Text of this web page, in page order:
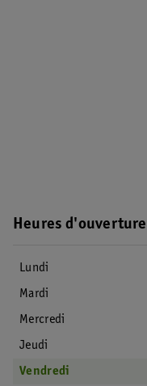
Heures d'ouverture
Lundi
Mardi
Mercredi
Jeudi
Vendredi